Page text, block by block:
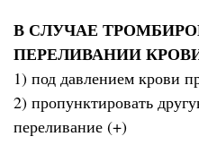
В СЛУЧАЕ
ПЕРЕЛИВАНИИ
1) под давлением крови
2) пропунктировать
переливание (+)